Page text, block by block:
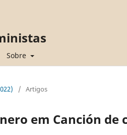
Sobre
/ Artigos
em Canción